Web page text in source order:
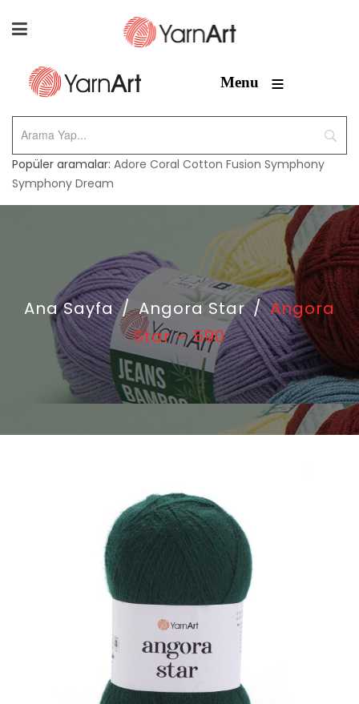
Menu ≡
Popüler aramalar: Adore Coral Cotton Fusion Symphony
Symphony Dream
Ana Sayfa / Angora Star / Angora
Star – 590